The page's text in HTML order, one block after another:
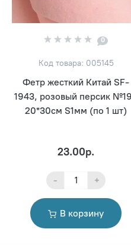
0
Код товара: 005145
Фетр жесткий Китай SF-
1943, розовый персик
20*30см S1мм (по 1 шт)
23.00р.
- +
В корзину